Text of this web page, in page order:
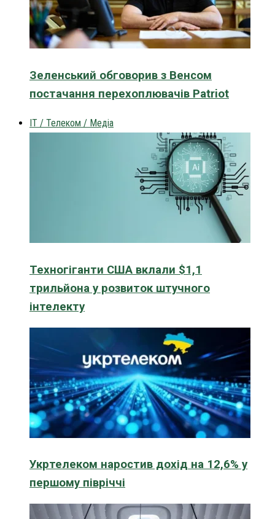
Зеленський обговорив з Венсом
постачання перехоплювачів Patriot
IT / Телеком / Медіа
Техногіганти США вклали $1,1
трильйона у розвиток штучного
інтелекту
Укртелеком наростив дохід на 12,6% у
першому півріччі